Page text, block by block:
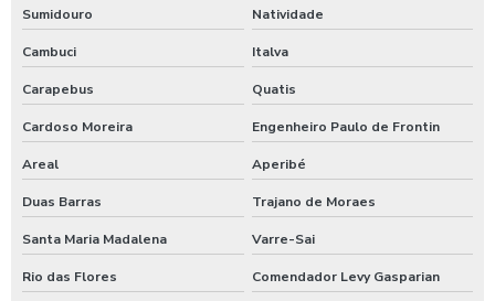
Lavadora self service de carros
Lavagem automática de carros
Lavagem automática de veículos
Lavagem de caminhão
Lavagem de caminhão equipamentos
Lavagem de caminhão de lixo
Lavagem de caminhão preço
Sumidouro Natividade
Cambuci Italva
Carapebus Quatis
Cardoso Moreira Engenheiro Paulo de Frontin
Areal Aperibé
Duas Barras Trajano de Moraes
Santa Maria Madalena Varre-Sai
Rio das Flores Comendador Levy Gasparian